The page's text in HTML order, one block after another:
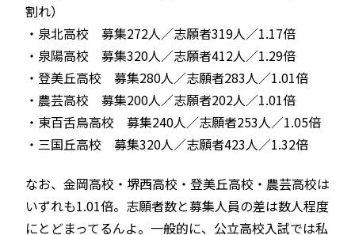
割れ）
・泉北高校 募集272人／志願者319人／1.17倍
・泉陽高校 募集320人／志願者412人／1.29倍
・登美丘高校 募集280人／志願者283人／1.01倍
・農芸高校 募集200人／志願者202人／1.01倍
・東百舌鳥高校 募集240人／志願者253人／1.05倍
・三国丘高校 募集320人／志願者423人／1.32倍
なお、金岡高校・堺西高校・登美丘高校・農芸高校は
いずれも1.01倍。志願者数と募集人員の差は数人程度
にとどまってるんよ。一般的に、公立高校入試では私